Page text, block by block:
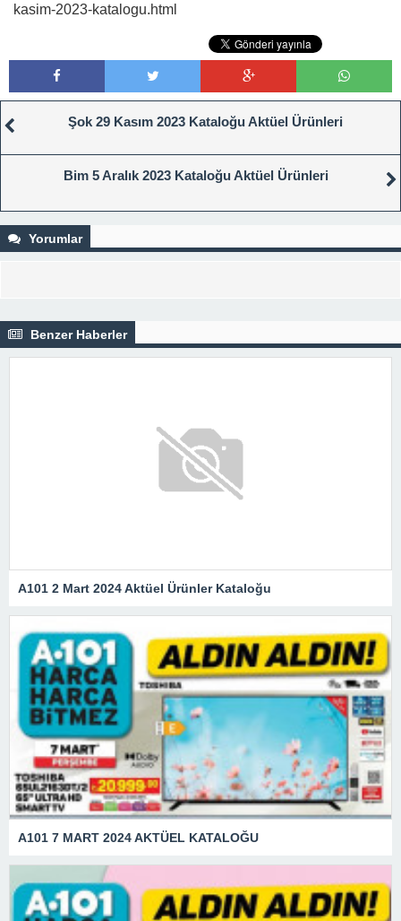
kasim-2023-katalogu.html
Şok 29 Kasım 2023 Kataloğu Aktüel Ürünleri
Bim 5 Aralık 2023 Kataloğu Aktüel Ürünleri
Yorumlar
Benzer Haberler
A101 2 Mart 2024 Aktüel Ürünler Kataloğu
A101 7 MART 2024 AKTÜEL KATALOĞU